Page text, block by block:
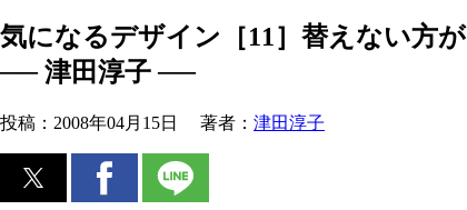
気になるデザイン［11］替えない方
── 津田淳子 ──
投稿： 2008年04月15日 著者： 津田淳子